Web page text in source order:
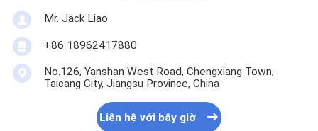
Mr. Jack Liao
+86 18962417880
No.126, Yanshan West Road, Chengxiang Town,
Taicang City, Jiangsu Province, China
Liên hệ với bây giờ